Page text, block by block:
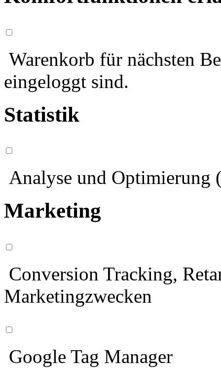
Warenkorb für nächsten
eingeloggt sind.
Statistik
Analyse und Optimierung
Marketing
Conversion Tracking,
Marketingzwecken
Google Tag Manager